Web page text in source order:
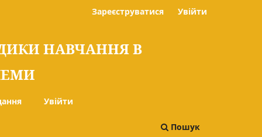
НАВЧАННЯ В
Увійти
Пошук
Зареєструватися Увійти